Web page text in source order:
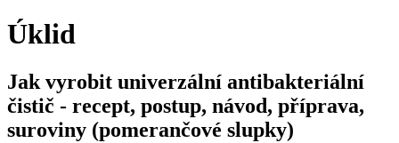
Úklid
Jak vyrobit univerzální antibakteriální
čistič - recept, postup, návod, příprava,
suroviny (pomerančové slupky)